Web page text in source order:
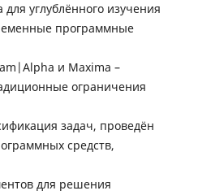
углублённого изучения
программные
и Maxima –
ограничения
задач, проведён
средств,
для решения